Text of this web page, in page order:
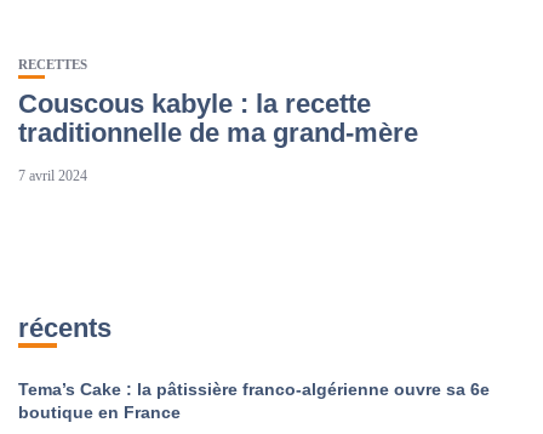
RECETTES
Couscous kabyle : la recette
traditionnelle de ma grand-mère
7 avril 2024
récents
Tema’s Cake : la pâtissière franco-algérienne ouvre sa 6e
boutique en France